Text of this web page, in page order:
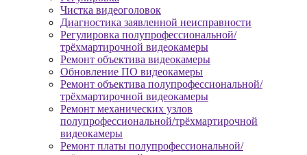
Чистка видеоголовок
Диагностика заявленной неисправности
Регулировка полупрофессиональной/
трёхмартирочной видеокамеры
Ремонт объектива видеокамеры
Обновление ПО видеокамеры
Ремонт объектива полупрофессиональной/
трёхмартирочной видеокамеры
Ремонт механических узлов
полупрофессиональной/трёхмартирочной
видеокамеры
Ремонт платы полупрофессиональной/